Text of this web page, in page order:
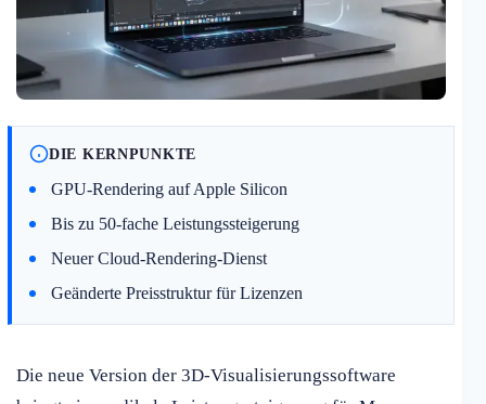
DIE KERNPUNKTE
GPU-Rendering auf Apple Silicon
Bis zu 50-fache Leistungssteigerung
Neuer Cloud-Rendering-Dienst
Geänderte Preisstruktur für Lizenzen
Die neue Version der 3D-Visualisierungssoftware